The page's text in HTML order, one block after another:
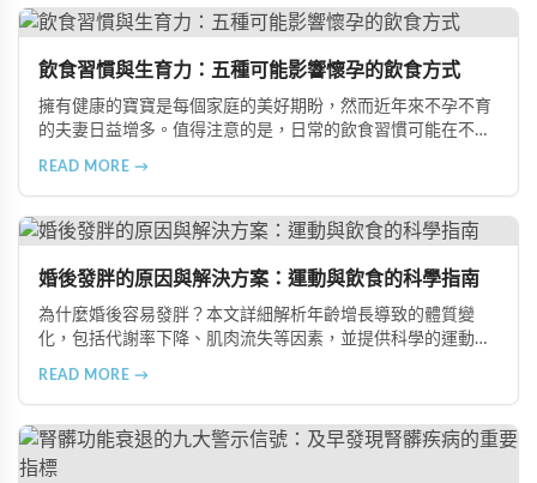
飲食習慣與生育力：五種可能影響懷孕的飲食方式
擁有健康的寶寶是每個家庭的美好期盼，然而近年來不孕不育
的夫妻日益增多。值得注意的是，日常的飲食習慣可能在不知
在風險、長期素食的營養失衡，以及高油脂高蛋白飲食的負
擔，幫助準備懷孕的夫妻提升受孕機率。
READ MORE →
婚後發胖的原因與解決方案：運動與飲食的科學指南
為什麼婚後容易發胖？本文詳細解析年齡增長導致的體質變
化，包括代謝率下降、肌肉流失等因素，並提供科學的運動與
READ MORE →